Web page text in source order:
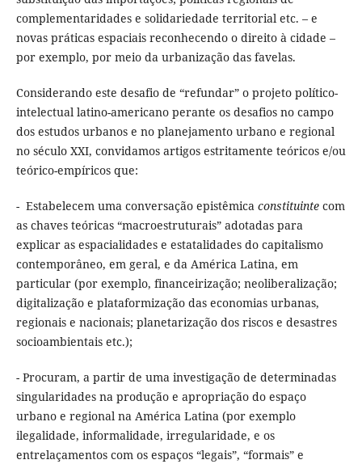
complementaridades e solidariedade territorial etc. – e
novas práticas espaciais reconhecendo o direito à cidade –
por exemplo, por meio da urbanização das favelas.
Considerando este desafio de “refundar” o projeto político-
intelectual latino-americano perante os desafios no campo
dos estudos urbanos e no planejamento urbano e regional
no século XXI, convidamos artigos estritamente teóricos e/ou
teórico-empíricos que:
- Estabelecem uma conversação epistêmica constituintecom
as chaves teóricas “macroestruturais” adotadas para
explicar as espacialidades e estatalidades do capitalismo
contemporâneo, em geral, e da América Latina, em
particular (por exemplo, financeirização; neoliberalização;
digitalização e plataformização das economias urbanas,
regionais e nacionais; planetarização dos riscos e desastres
socioambientais etc.);
- Procuram, a partir de uma investigação de determinadas
singularidades na produção e apropriação do espaço
urbano e regional na América Latina (por exemplo
ilegalidade, informalidade, irregularidade, e os
entrelaçamentos com os espaços “legais”, “formais” e